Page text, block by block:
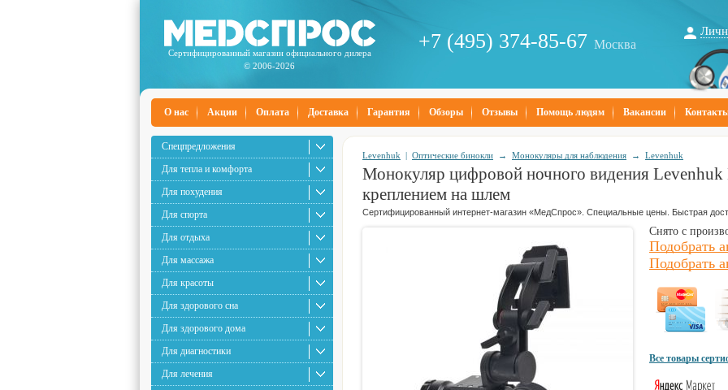
Сертифицированный магазин официального дилера
© 2006-2026
+7 (495) 374-85-67 Москва
О нас Акции Оплата Доставка Гарантия Обзоры Отзывы Помощь людям Вакансии
Спецпредложения
Для тепла и комфорта
Для похудения
Для спорта
Для отдыха
Для массажа
Для красоты
Для здорового сна
Для здорового дома
Для диагностики
Для лечения
Levenhuk | Оптические бинокли → Монокуляры для наблюдения → Levenhuk
Монокуляр цифровой ночного видения
креплением на шлем
Сертифицированный интернет-магазин «МедСпрос». Специальные цены. Быстрая
Снято с
Подобрать
Подобрать
Все товары